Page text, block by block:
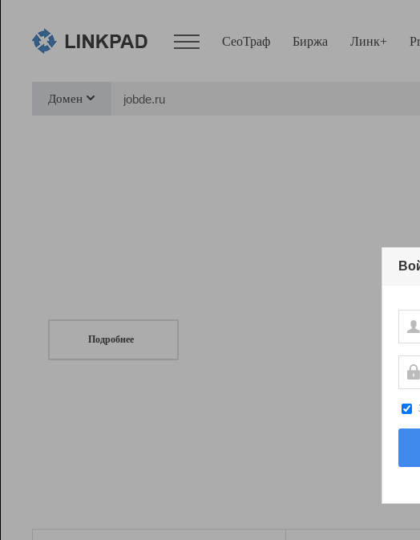
СеоТраф Биржа Линк+
Домен
Подробнее